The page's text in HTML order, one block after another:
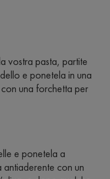
vostra pasta, partite
e ponetela in una
una forchetta per
e ponetela a
con un